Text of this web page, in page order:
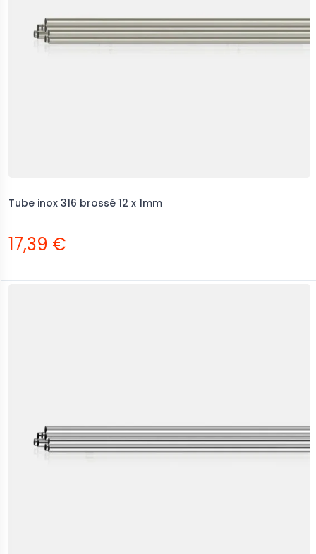
Tube inox 316 brossé 12 x 1mm
17,39 €